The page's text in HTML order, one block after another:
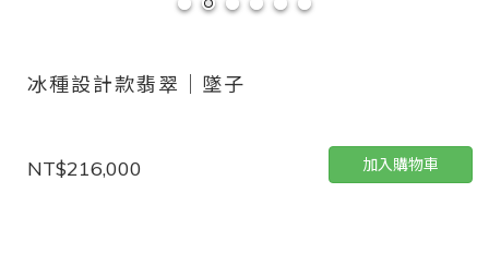
冰種設計款翡翠｜墜子
NT$216,000 加入購物車